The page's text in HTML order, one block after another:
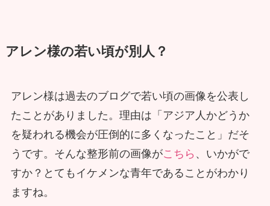
アレン様の若い頃が別人？
アレン様は過去のブログで若い頃の画像を公表し
たことがありました。理由は「アジア人かどうか
を疑われる機会が圧倒的に多くなったこと」だそ
うです。そんな整形前の画像がこちら 、いかがで
すか？とてもイケメンな青年であることがわかり
ますね。